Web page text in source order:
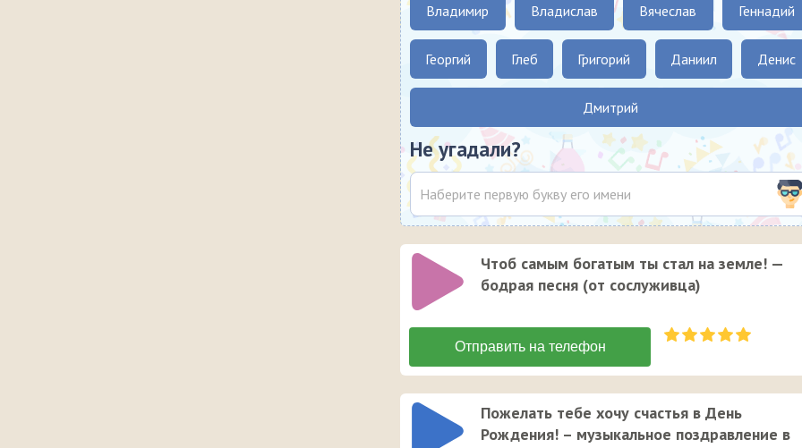
Владимир Владислав Вячеслав Геннадий
Георгий Глеб Григорий Даниил Денис
Дмитрий
Не угадали?
Чтоб самым богатым ты стал на земле! —
бодрая песня (от сослуживца)
Пожелать тебе хочу счастья в День
Рождения! – музыкальное поздравление в